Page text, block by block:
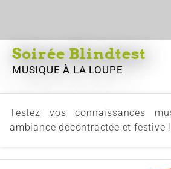
Soirée Blindtest
MUSIQUEÀ LA LOUPE
Testez vos connaissances
ambiance décontractée et festive !